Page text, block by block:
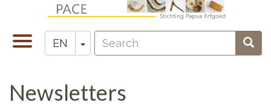
mainToggle
navigation
EN Toggle Dropdown
Zoeken
Search
Newsletters